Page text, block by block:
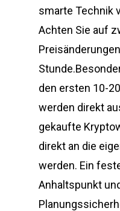
smarte Technik
Achten Sie auf
den ersten 10-
werden direkt
gekaufte
direkt an die
werden. Ein
Anhaltspunkt